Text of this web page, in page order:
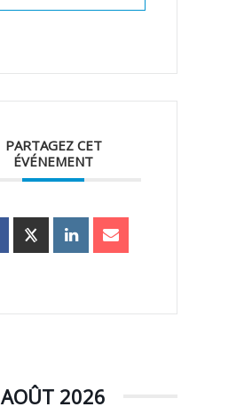
PARTAGEZ CET
ÉVÉNEMENT
AOÛT 2026